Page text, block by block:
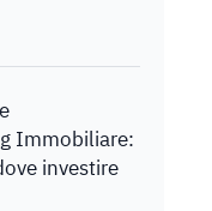
Immobiliare:
investire